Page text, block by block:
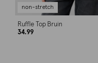
non-stretch
Ruffle Top Bruin
34.99